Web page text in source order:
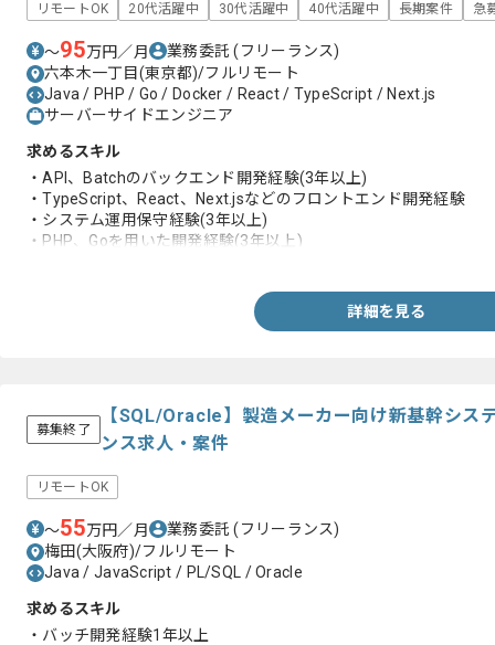
リモートOK 20代活躍中 30代活躍中 40代活躍中 長期案件 急
〜95万円／月 業務委託(フリーランス)
六本木一丁目(東京都)/フルリモート
Java / PHP / Go / Docker / React / TypeScript / Next.js
サーバーサイドエンジニア
求めるスキル
・API、Batchのバックエンド開発経験(3年以上)
・TypeScript、React、Next.jsなどのフロントエンド開発経験
・システム運用保守経験(3年以上)
・PHP、Goを用いた開発経験(3年以上)
詳細を見る
募集終了
【SQL/Oracle】製造メーカー向け新基幹シス
ンス求人・案件
リモートOK
〜55万円／月 業務委託(フリーランス)
梅田(大阪府)/フルリモート
Java / JavaScript / PL/SQL / Oracle
求めるスキル
・バッチ開発経験1年以上